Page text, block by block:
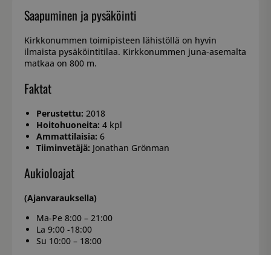
Saapuminen ja pysäköinti
Kirkkonummen toimipisteen lähistöllä on hyvin
ilmaista pysäköintitilaa. Kirkkonummen juna-asemalta
matkaa on 800 m.
Faktat
Perustettu: 2018
Hoitohuoneita: 4 kpl
Ammattilaisia: 6
Tiiminvetäjä: Jonathan Grönman
Aukioloajat
(Ajanvarauksella)
Ma-Pe 8:00 – 21:00
La 9:00 -18:00
Su 10:00 – 18:00